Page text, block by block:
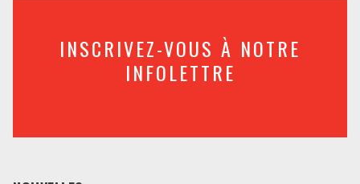
INSCRIVEZ-VOUS À NOTRE
INFOLETTRE